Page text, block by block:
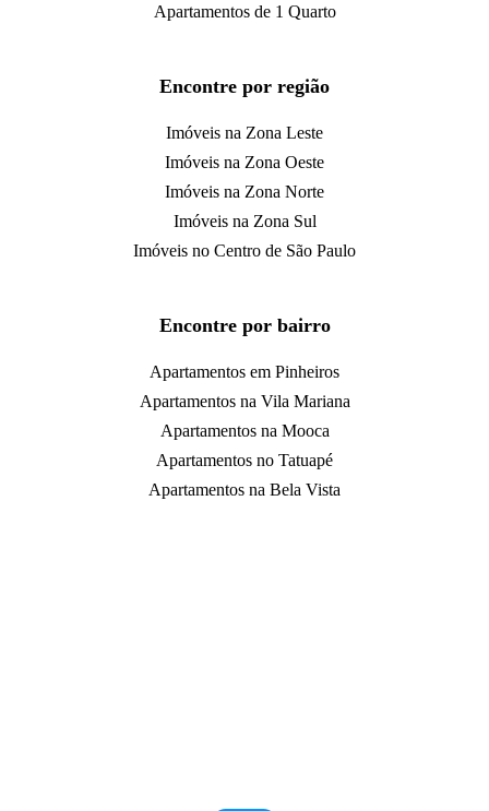
Apartamentos de 1 Quarto
Encontre por região
Imóveis na Zona Leste
Imóveis na Zona Oeste
Imóveis na Zona Norte
Imóveis na Zona Sul
Imóveis no Centro de São Paulo
Encontre por bairro
Apartamentos em Pinheiros
Apartamentos na Vila Mariana
Apartamentos na Mooca
Apartamentos no Tatuapé
Apartamentos na Bela Vista